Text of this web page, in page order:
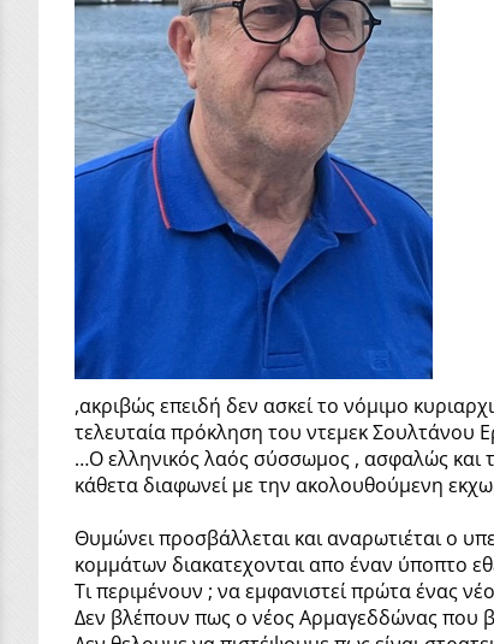
,ακριβώς επειδή δεν ασκεί το νόμιμο
τελευταία πρόκληση του ντεμεκ
…Ο ελληνικός λαός σύσσωμος , ασφαλώς και
κάθετα διαφωνεί με την ακολουθούμενη
Θυμώνει προσβάλλεται και αναρωτιέται ο
κομμάτων διακατεχονται απο έναν ύποπτο
Τι περιμένουν ; να εμφανιστεί πρώτα ένας
Δεν βλέπουν πως ο νέος Αρμαγεδδώνας που